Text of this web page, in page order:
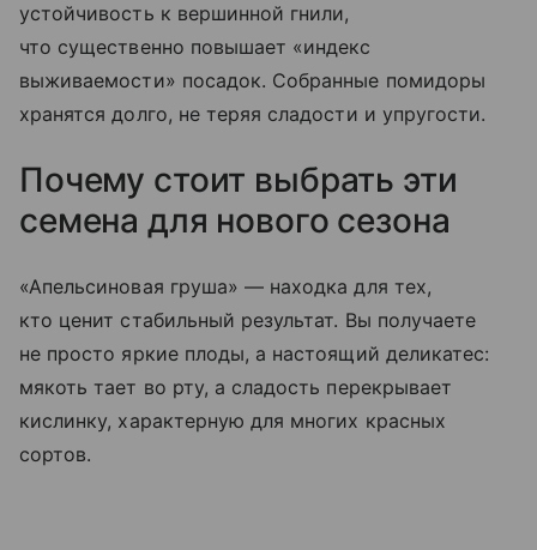
устойчивость к вершинной гнили,
что существенно повышает «индекс
выживаемости» посадок. Собранные помидоры
хранятся долго, не теряя сладости и упругости.
Почему стоит выбрать эти
семена для нового сезона
«Апельсиновая груша» — находка для тех,
кто ценит стабильный результат. Вы получаете
не просто яркие плоды, а настоящий деликатес:
мякоть тает во рту, а сладость перекрывает
кислинку, характерную для многих красных
сортов.